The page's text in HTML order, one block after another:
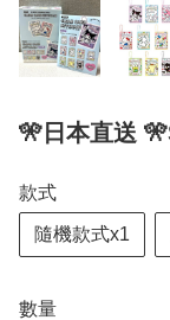
🎌日本直送
款式
隨機款式x1
數量